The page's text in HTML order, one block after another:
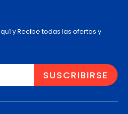
y Recibe todas las ofertas y